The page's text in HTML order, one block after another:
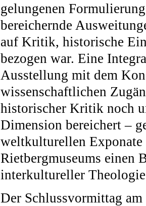
gelungenen
bereichernde
auf Kritik, historische
bezogen war. Eine
Ausstellung mit dem
wissenschaftlichen
historischer Kritik noch
Dimension bereichert –
weltkulturellen Exponate
Rietbergmuseums einen
interkultureller
Der Schlussvormittag am